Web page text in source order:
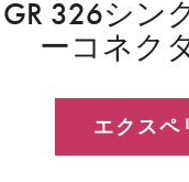
GR 326シン
ーコネク
エクスペ